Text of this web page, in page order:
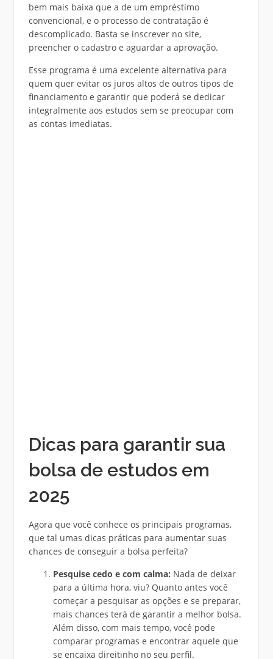
bem mais baixa que a de um empréstimo
convencional, e o processo de contratação é
descomplicado. Basta se inscrever no site,
preencher o cadastro e aguardar a aprovação.
Esse programa é uma excelente alternativa para
quem quer evitar os juros altos de outros tipos de
financiamento e garantir que poderá se dedicar
integralmente aos estudos sem se preocupar com
as contas imediatas.
Dicas para garantir sua
bolsa de estudos em
2025
Agora que você conhece os principais programas,
que tal umas dicas práticas para aumentar suas
chances de conseguir a bolsa perfeita?
Pesquise cedo e com calma: Nada de deixar
para a última hora, viu? Quanto antes você
começar a pesquisar as opções e se preparar,
mais chances terá de garantir a melhor bolsa.
Além disso, com mais tempo, você pode
comparar programas e encontrar aquele que
se encaixa direitinho no seu perfil.